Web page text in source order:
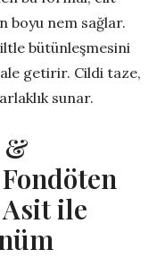
boyu nem sağlar.
bütünleşmesini
getirir. Cildi taze,
sunar.
&
Asit ile